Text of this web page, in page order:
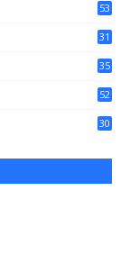
53
31
35
52
30